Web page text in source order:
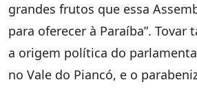
grandes frutos que essa
para oferecer à Paraíba”. Tovar
a origem política do
no Vale do Piancó, e o